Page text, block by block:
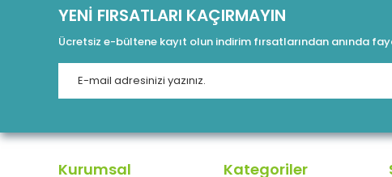
YENİ FIRSATLARI KAÇIRMAYIN
Ücretsiz e-bültene kayıt olun indirim fırsatlarından anında
Kurumsal Kategoriler